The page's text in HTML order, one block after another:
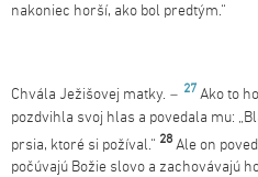
nakoniec horší, ako bol predtým.“
Chvála Ježišovej matky. – 27 Ako to
pozdvihla svoj hlas a povedala mu:
prsia, ktoré si požíval.“ 28 Ale on
počúvajú Božie slovo a zachovávajú